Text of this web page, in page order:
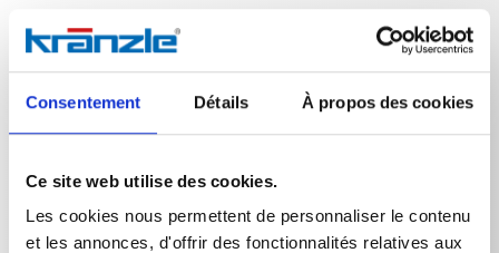
Consentement Détails À propos des cookies
Ce site web utilise des cookies.
Les cookies nous permettent de personnaliser le contenu
et les annonces, d'offrir des fonctionnalités relatives aux
Tuyau HD
Tuyau HD NW6 1SN 15m 210bar M14x1,5 x M22x1,5
orientable Tuyautr. Shuttle